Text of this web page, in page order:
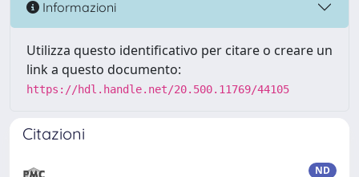
Informazioni
Utilizza questo identificativo per citare o creare un
link a questo documento:
https://hdl.handle.net/20.500.11769/44105
Citazioni
ND